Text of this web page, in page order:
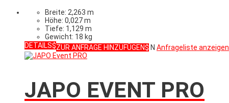
Breite: 2,263 m
Höhe: 0,027 m
Tiefe: 1,129 m
Gewicht: 18 kg
DETAILS
ZUR ANFRAGE HINZUFÜGEN N Anfrageliste anzeigen
JAPO EVENT PRO